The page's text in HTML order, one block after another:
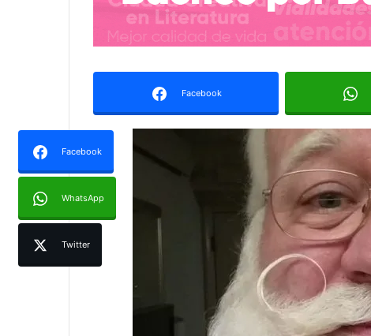
Facebook
Facebook
WhatsApp
Twitter